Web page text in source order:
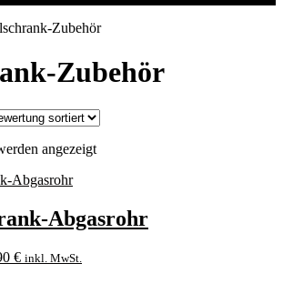
Zubehör
Zubehör
angezeigtNach
Abgasrohr
€ inkl. MwSt.